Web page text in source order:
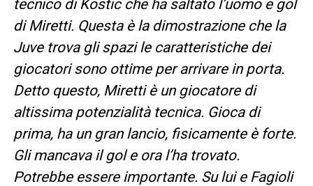
tecnico di Kostic che ha saltato l’uomo e gol
di Miretti. Questa è la dimostrazione che la
Juve trova gli spazi le caratteristiche dei
giocatori sono ottime per arrivare in porta.
Detto questo, Miretti è un giocatore di
altissima potenzialità tecnica. Gioca di
prima, ha un gran lancio, fisicamente è forte.
Gli mancava il gol e ora l’ha trovato.
Potrebbe essere importante. Su lui e Fagioli